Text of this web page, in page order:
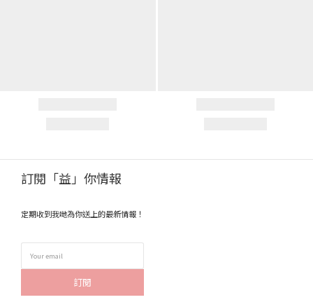
訂閱「益」你情報
定期收到我哋為你送上的最新情報！
訂閱